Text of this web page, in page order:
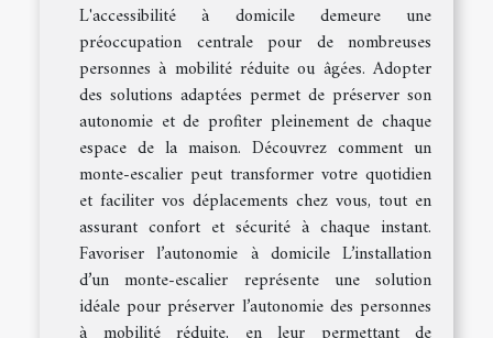
L'accessibilité à domicile demeure une
préoccupation centrale pour de nombreuses
personnes à mobilité réduite ou âgées. Adopter
des solutions adaptées permet de préserver son
autonomie et de profiter pleinement de chaque
espace de la maison. Découvrez comment un
monte-escalier peut transformer votre quotidien
et faciliter vos déplacements chez vous, tout en
assurant confort et sécurité à chaque instant.
Favoriser l’autonomie à domicile L’installation
d’un monte-escalier représente une solution
idéale pour préserver l’autonomie des personnes